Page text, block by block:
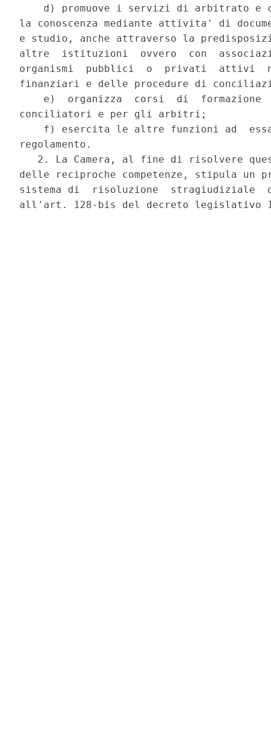
d) promuove i servizi di arbitrato e
la conoscenza mediante attivita' di
e studio, anche attraverso la
altre  istituzioni  ovvero  con
organismi  pubblici  o  privati  attivi
finanziari e delle procedure di
e)  organizza  corsi  di  formazione
conciliatori e per gli arbitri;
f) esercita le altre funzioni ad
regolamento.
2. La Camera, al fine di risolvere
delle reciproche competenze, stipula
sistema di  risoluzione  stragiudiziale
all'art. 128-bis del decreto legislativo